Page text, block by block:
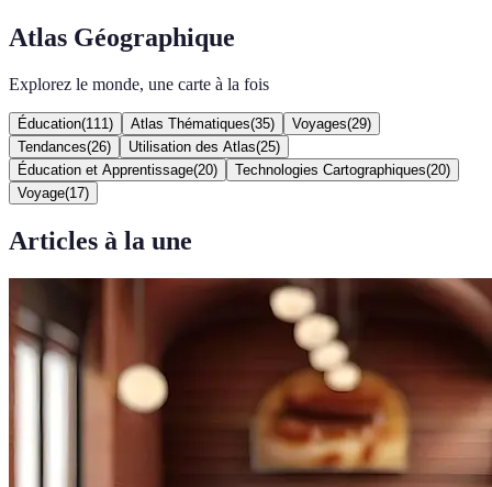
Atlas Géographique
Explorez le monde, une carte à la fois
Éducation(111 ) Atlas Thématiques(35) Voyages(29)
Tendances(26) Utilisation des Atlas(25)
Éducation et Apprentissage(20) Technologies Cartographiques(20)
Voyage(17)
Articles à la une